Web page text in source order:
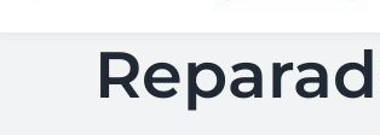
Salud Integrativa